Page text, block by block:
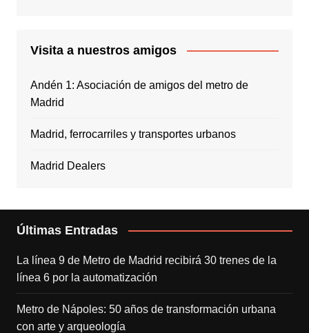
Visita a nuestros amigos
Andén 1: Asociación de amigos del metro de
Madrid
Madrid, ferrocarriles y transportes urbanos
Madrid Dealers
Últimas Entradas
La línea 9 de Metro de Madrid recibirá 30 trenes de la
línea 6 por la automatización
Metro de Nápoles: 50 años de transformación urbana
con arte y arqueología